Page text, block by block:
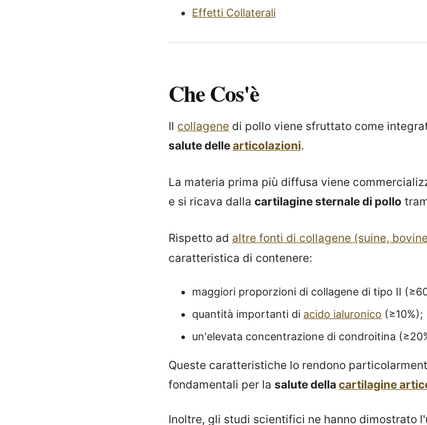
Effetti Collaterali
Che Cos'è
Il collagene di pollo viene sfruttato come
salute dellearticolazioni.
La materia prima più diffusa viene
e si ricava dalla cartilagine sternale di pollo
Rispetto ad altre fonti di collagene (suine,
caratteristica di contenere:
maggiori proporzioni di collagene di tipo II
quantità importanti di acido ialuronico (≥10%);
un'elevata concentrazione di condroitina
Queste caratteristiche lo rendono
fondamentali per la salute della cartilagine
Inoltre, gli studi scientifici ne hanno dimostrato